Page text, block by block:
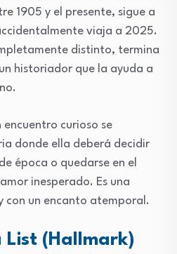
1905 y el presente, sigue a
viaja a 2025.
distinto, termina
historiador que la ayuda a
encuentro curioso se
donde ella deberá decidir
época o quedarse en el
inesperado. Es una
con un encanto atemporal.
List (Hallmark)